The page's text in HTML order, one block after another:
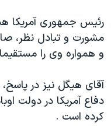
همایش محافظه‌کاران
صفحه‌های ویژه
رئیس جمهوری آمریکا
مشورت و تبادل نظر،
و همواره وی را
آقای هیگل نیز در
دفاع آمریکا در دولت
کرده است .